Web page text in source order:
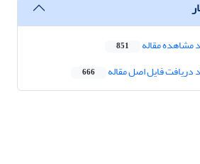
مشاهده مقاله 851
دریافت فایل اصل مقاله 666